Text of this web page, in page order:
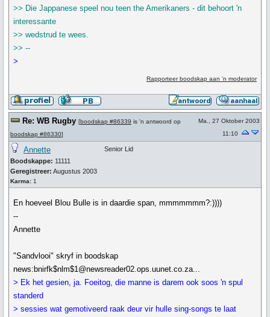
>> Die Jappanese speel nou teen the Amerikaners - dit behoort 'n
interessante
>> wedstrud te wees.
>> --
>
Rapporteer boodskap aan 'n moderator
Re: WB Rugby [boodskap #86339 is 'n antwoord op
boodskap #86330]
Ma., 27 Oktober 2003
11:10
Annette
Boodskappe: 11111
Geregistreer: Augustus 2003
Karma: 1
Senior Lid
En hoeveel Blou Bulle is in daardie span, mmmmmmm?:))))
--
Annette
"Sandvlooi" skryf in boodskap
news:bnirfk$nlm$1@newsreader02.ops.uunet.co.za...
> Ek het gesien, ja. Foeitog, die manne is darem ook soos 'n spul
standerd
> sessies wat gemotiveerd raak deur vir hulle sing-songs te laat